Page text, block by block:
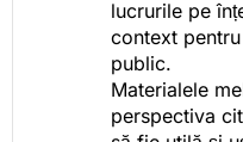
lucrurile pe
context
public.
Materialele
perspectiva